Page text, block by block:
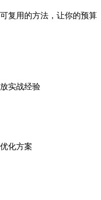
复用的方法，让你的预算
实战经验
化方案